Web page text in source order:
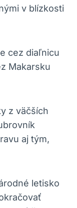
v blízkosti
cez diaľnicu
Makarsku
z väčších
aj tým,
letisko